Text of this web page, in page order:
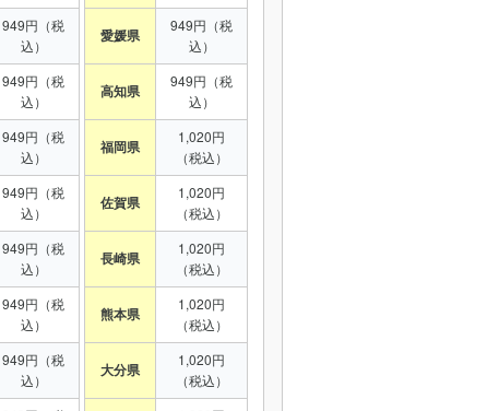
949円（税
込）
949円（税
込）
949円（税
込）
949円（税
込）
949円（税
込）
949円（税
込）
949円（税
込）
愛媛県
949円（税
込）
高知県
949円（税
込）
福岡県
1,020円
（税込）
佐賀県
1,020円
（税込）
長崎県
1,020円
（税込）
熊本県
1,020円
（税込）
大分県
1,020円
（税込）